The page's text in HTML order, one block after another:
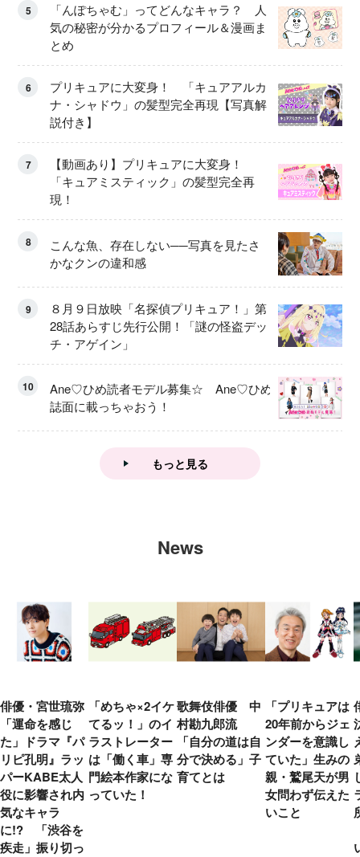
5
「んぽちゃむ」ってどんなキャラ？ 人
気の秘密が分かるプロフィール＆漫画ま
とめ
6
プリキュアに大変身！ 「キュアアルカ
ナ・シャドウ」の髪型完全再現【写真解
説付き】
7
【動画あり】プリキュアに大変身！
「キュアミスティック」の髪型完全再
現！
8
こんな魚、存在しない──写真を見たさ
かなクンの違和感
9
８月９日放映「名探偵プリキュア！」第
28話あらすじ先行公開！「謎の怪盗デッ
チ・アゲイン」
10
Ane♡ひめ読者モデル募集☆ Ane♡ひめ
誌面に載っちゃおう！
もっと見る
News
俳優・宮世琉弥
「運命を感じ
た」ドラマ『パ
リピ孔明』ラッ
パーKABE太人
役に影響され内
気なキャラ
に!? 「渋谷を
疾走」振り切っ
「めちゃ×2イケ
てるッ！」のイ
ラストレーター
は「働く車」専
門絵本作家にな
っていた！
歌舞伎俳優 中
村勘九郎流
「自分の道は自
分で決める」子
育てとは
「プリキュアは
20年前からジェ
ンダーを意識し
ていた」生みの
親・鷲尾天が男
女問わず伝えた
いこと